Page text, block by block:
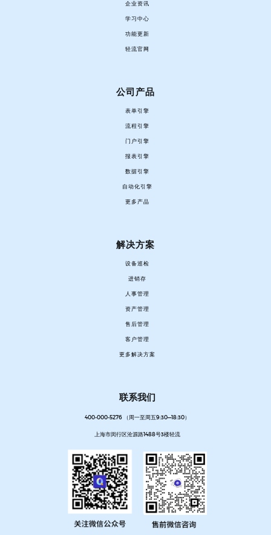
企业资讯
学习中心
功能更新
轻流官网
公司产品
表单引擎
流程引擎
门户引擎
报表引擎
数据引擎
自动化引擎
更多产品
解决方案
设备巡检
进销存
人事管理
资产管理
售后管理
客户管理
更多解决方案
联系我们
400-000-5276 （周一至周五9:30—18:30）
上海市闵行区沧源路1488号3楼轻流